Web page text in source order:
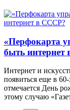
«Перфокарта
быть
Интернет и
появиться еще в
отмечается День
этому случаю